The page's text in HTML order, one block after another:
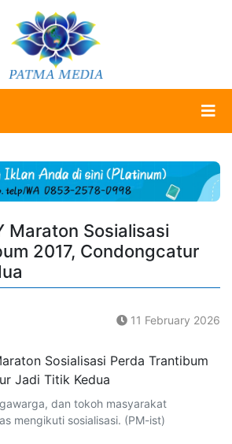
Maraton Sosialisasi
2017, Condongcatur
11 February 2026
dan tokoh masyarakat
mengikuti sosialisasi. (PM-ist)